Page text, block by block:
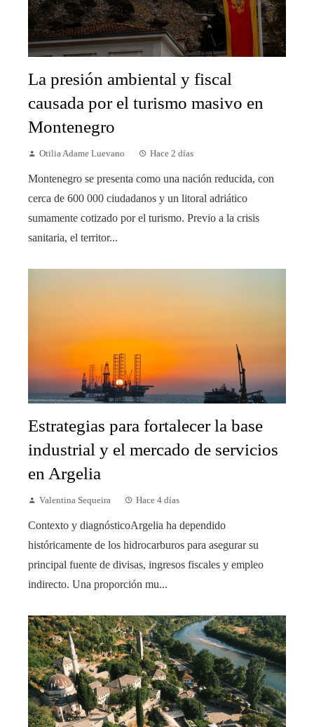
La presión ambiental y fiscal
causada por el turismo masivo en
Montenegro
Otilia Adame Luevano Hace 2 días
Montenegro se presenta como una nación reducida, con
cerca de 600 000 ciudadanos y un litoral adriático
sumamente cotizado por el turismo. Previo a la crisis
sanitaria, el territor...
Estrategias para fortalecer la base
industrial y el mercado de servicios
en Argelia
Valentina Sequeira Hace 4 días
Contexto y diagnósticoArgelia ha dependido
históricamente de los hidrocarburos para asegurar su
principal fuente de divisas, ingresos fiscales y empleo
indirecto. Una proporción mu...